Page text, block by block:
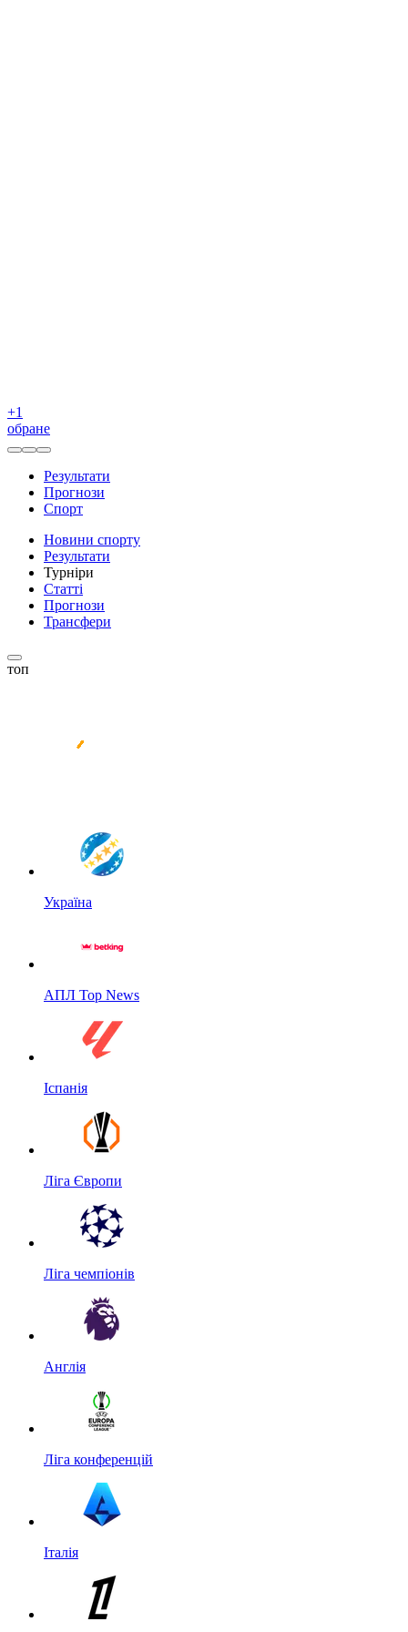
+1
обране
Результати
Прогнози
Спорт
Новини спорту
Результати
Турніри
Статті
Прогнози
Трансфери
топ
Україна
АПЛ Top News
Іспанія
Ліга Європи
Ліга чемпіонів
Англія
Ліга конференцій
Італія